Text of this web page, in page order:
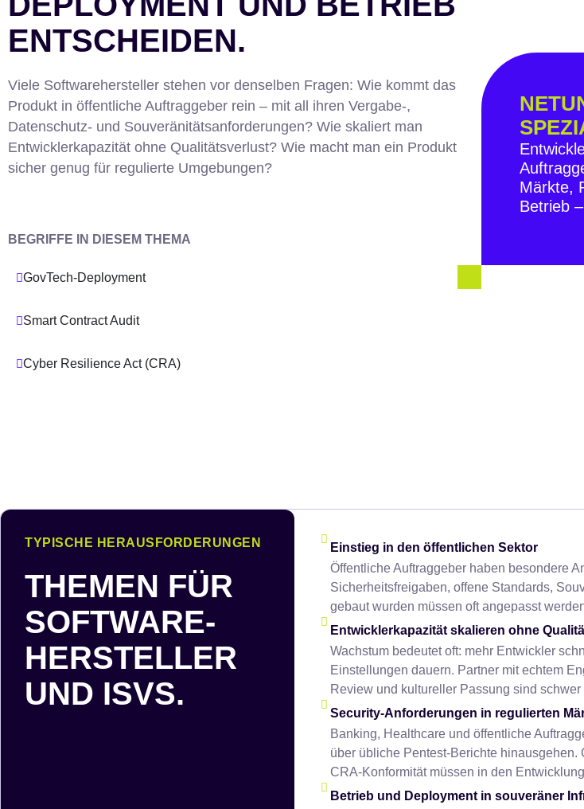
ENTSCHEIDEN.
Viele Softwarehersteller stehen vor denselben Fragen: Wie kommt das
Produkt in öffentliche Auftraggeber rein – mit all ihren Vergabe-,
Datenschutz- und Souveränitätsanforderungen? Wie skaliert man
Entwicklerkapazität ohne Qualitätsverlust? Wie macht man ein Produkt
sicher genug für regulierte Umgebungen?
BEGRIFFE IN DIESEM THEMA
GovTech-Deployment
Smart Contract Audit
Cyber Resilience Act (CRA)
Märkte,
Betrieb
TYPISCHE HERAUSFORDERUNGEN
THEMEN FÜR
SOFT­WARE­
HERSTEL­LER
UND ISVS.
Einstieg in den öffentlichen Sektor
Öffentliche Auftraggeber haben besondere
Sicherheitsfreigaben, offene Standards,
gebaut wurden müssen oft angepasst
Entwicklerkapazität skalieren ohne
Wachstum bedeutet oft: mehr Entwickler
Einstellungen dauern. Partner mit echtem
Review und kultureller Passung sind schwer
Security-Anforderungen in regulierten
Banking, Healthcare und öffentliche
über übliche Pentest-Berichte
CRA-Konformität müssen in den
Betrieb und Deployment in souveräner